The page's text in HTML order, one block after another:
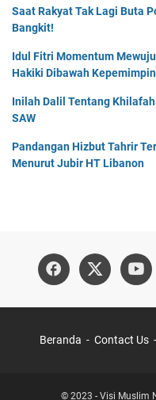
Saat Rakyat Tak Lagi Buta
Bangkit!
Idul Fitri Momentum
Hakiki Dibawah
Inilah Dalil Tentang
SAW
Pandangan Hizbut Tahrir
Menurut Jubir HT Libanon
Beranda Contact Us
© 2023 - Visi Muslim